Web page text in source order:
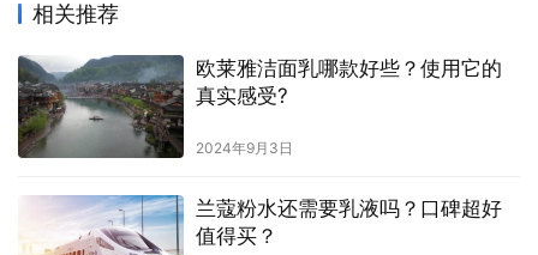
相关推荐
欧莱雅洁面乳哪款好些？使用它的
真实感受?
2024年9月3日
兰蔻粉水还需要乳液吗？口碑超好
值得买？